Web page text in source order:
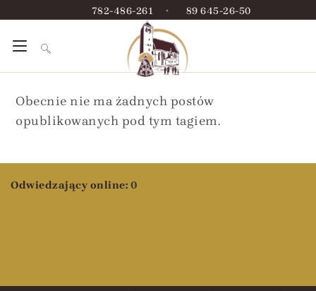
782-486-261 • 89 645-26-50
Obecnie nie ma żadnych postów
opublikowanych pod tym tagiem.
Odwiedzający online: 0